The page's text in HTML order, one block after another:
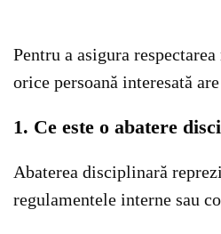
Pentru a asigura
orice persoană interesată
1. Ce este o abatere
Abaterea disciplinară
regulamentele interne sau